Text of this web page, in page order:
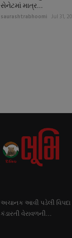
સેનેટમાં માત્ર...
saurashtrabhoomi Jul 31,
અચાનક આવી પડેલી
કંડારતી વેરાવળની...